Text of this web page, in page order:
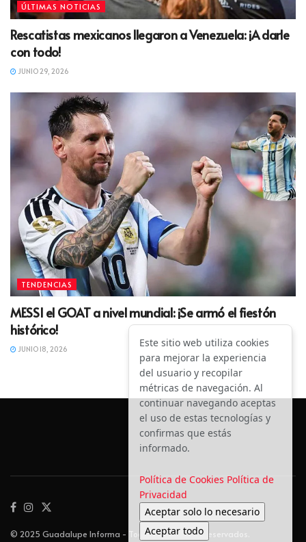
ÚLTIMAS NOTICIAS
Rescatistas mexicanos llegaron a Venezuela: ¡A darle
con todo!
JUNIO 29, 2026
TENDENCIAS
MESSI el GOAT a nivel mundial: ¡Se armó el fiestón
histórico!
JUNIO 18, 2026
© 2025 Guadalupe Informa - Todos los derechos reservados.
Este sitio web utiliza cookies
para mejorar la experiencia
del usuario y recopilar
métricas de navegación. Al
continuar navegando aceptas
el uso de estas tecnologías y
confirmas que estás
informado.
Política de Cookies Política de
Privacidad
Aceptar solo lo necesario
Aceptar todo